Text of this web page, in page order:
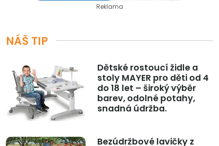
Reklama
NÁŠ TIP
Dětské rostoucí židle a
stoly MAYER pro děti od 4
do 18 let – široký výběr
barev, odolné potahy,
snadná údržba.
Bezúdržbové lavičky z